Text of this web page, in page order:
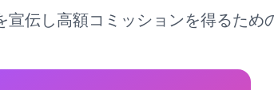
伝し高額コミッションを得るため